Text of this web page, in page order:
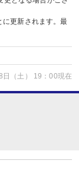
更新されます。最
（土） 19：00現在